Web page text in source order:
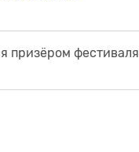
призёром фестиваля